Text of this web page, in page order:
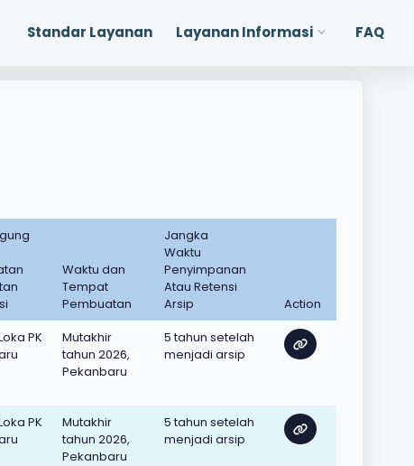
Standar Layanan Layanan Informasi FAQ
Waktu dan
Tempat
Pembuatan
Jangka
Waktu
Penyimpanan
Atau Retensi
Arsip
Action
PK
Mutakhir
tahun 2026,
Pekanbaru
5 tahun setelah
menjadi arsip
PK
Mutakhir
tahun 2026,
Pekanbaru
5 tahun setelah
menjadi arsip